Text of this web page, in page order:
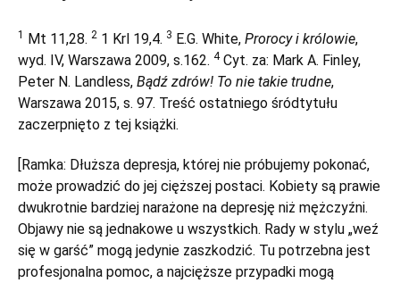
1 Mt 11,28. 2 1 Krl 19,4. 3 E.G. White, Prorocy i królowie,
wyd. IV, Warszawa 2009, s.162. 4Cyt. za: Mark A. Finley,
Peter N. Landless, Bądź zdrów! To nie takie trudne,
Warszawa 2015, s. 97. Treść ostatniego śródtytułu
zaczerpnięto z tej książki.
[Ramka: Dłuższa depresja, której nie próbujemy pokonać,
może prowadzić do jej cięższej postaci. Kobiety są prawie
dwukrotnie bardziej narażone na depresję niż mężczyźni.
Objawy nie są jednakowe u wszystkich. Rady w stylu „weź
się w garść” mogą jedynie zaszkodzić. Tu potrzebna jest
profesjonalna pomoc, a najcięższe przypadki mogą